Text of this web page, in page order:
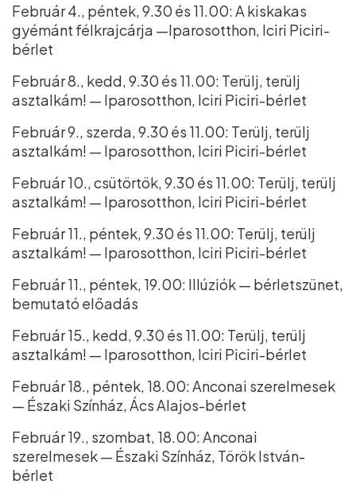
Február 4., péntek, 9.30 és 11.00: A kiskakas
gyémánt félkrajcárja —Iparosotthon, Iciri Piciri-
bérlet
Február 8., kedd, 9.30 és 11.00: Terülj, terülj
asztalkám! — Iparosotthon, Iciri Piciri-bérlet
Február 9., szerda, 9.30 és 11.00: Terülj, terülj
asztalkám! — Iparosotthon, Iciri Piciri-bérlet
Február 10., csütörtök, 9.30 és 11.00: Terülj, terülj
asztalkám! — Iparosotthon, Iciri Piciri-bérlet
Február 11., péntek, 9.30 és 11.00: Terülj, terülj
asztalkám! — Iparosotthon, Iciri Piciri-bérlet
Február 11., péntek, 19.00: Illúziók — bérletszünet,
bemutató előadás
Február 15., kedd, 9.30 és 11.00: Terülj, terülj
asztalkám! — Iparosotthon, Iciri Piciri-bérlet
Február 18., péntek, 18.00: Anconai szerelmesek
— Északi Színház, Ács Alajos-bérlet
Február 19., szombat, 18.00: Anconai
szerelmesek — Északi Színház, Török István-
bérlet